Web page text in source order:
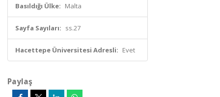
Basıldığı Ülke: Malta
Sayfa Sayıları: ss.27
Hacettepe Üniversitesi Adresli: Evet
Paylaş